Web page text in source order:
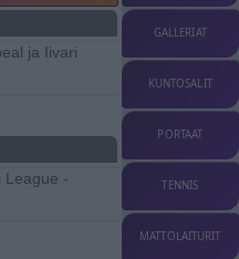
ja Iivari
League -
GALLERIAT
KUNTOSALIT
PORTAAT
TENNIS
MATTOLAITURIT